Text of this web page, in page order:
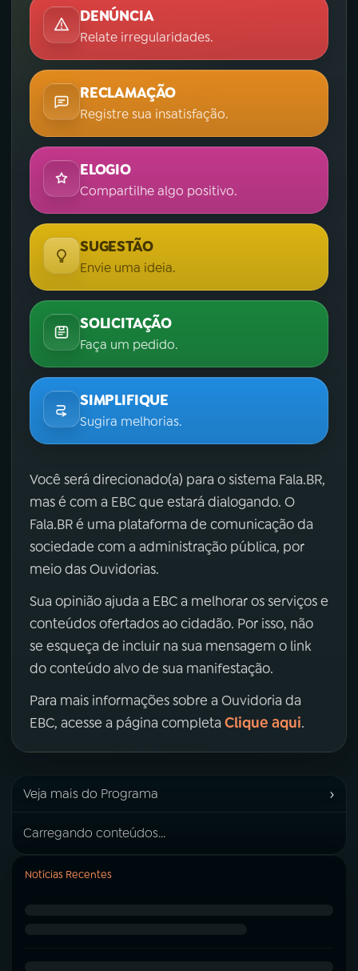
DENÚNCIA
Relate irregularidades.
RECLAMAÇÃO
Registre sua insatisfação.
ELOGIO
Compartilhe algo positivo.
SUGESTÃO
Envie uma ideia.
SOLICITAÇÃO
Faça um pedido.
SIMPLIFIQUE
Sugira melhorias.
Você será direcionado(a) para o sistema Fala.BR,
mas é com a EBC que estará dialogando. O
Fala.BR é uma plataforma de comunicação da
sociedade com a administração pública, por
meio das Ouvidorias.
Sua opinião ajuda a EBC a melhorar os serviços e
conteúdos ofertados ao cidadão. Por isso, não
se esqueça de incluir na sua mensagem o link
do conteúdo alvo de sua manifestação.
Para mais informações sobre a Ouvidoria da
EBC, acesse a página completa Clique aqui.
Veja mais do Programa ›
Carregando conteúdos...
Notícias Recentes